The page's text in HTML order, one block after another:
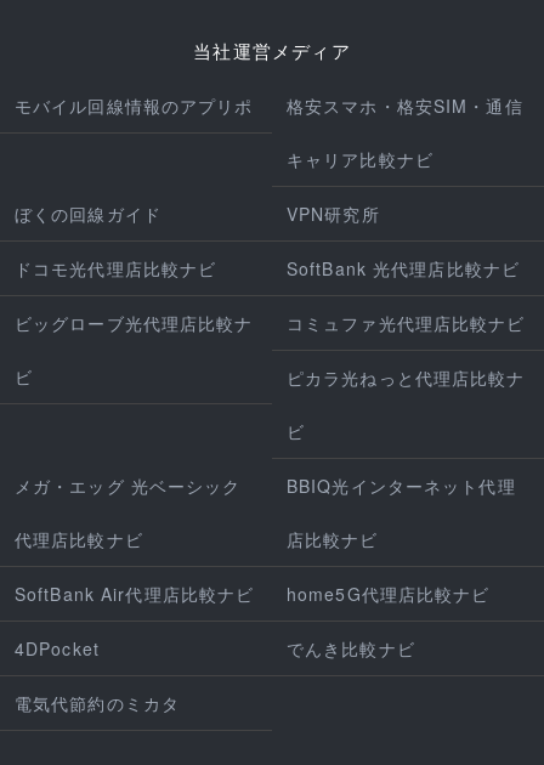
当社運営メディア
モバイル回線情報のアプリポ 格安スマホ・格安SIM・通信
キャリア比較ナビ
ぼくの回線ガイド VPN研究所
ドコモ光代理店比較ナビ SoftBank 光代理店比較ナビ
ビッグローブ光代理店比較ナ
ビ
コミュファ光代理店比較ナビ
ピカラ光ねっと代理店比較ナ
ビ
メガ・エッグ 光ベーシック
代理店比較ナビ
BBIQ光インターネット代理
店比較ナビ
SoftBank Air代理店比較ナビ home5G代理店比較ナビ
4DPocket でんき比較ナビ
電気代節約のミカタ